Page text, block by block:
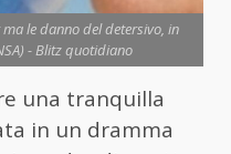
le danno del detersivo, in
- Blitz quotidiano
una tranquilla
in un dramma